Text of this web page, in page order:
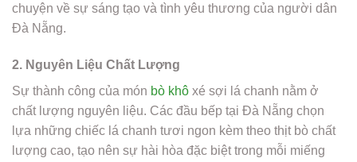
chuyện về sự sáng tạo và tình yêu thương của người dân
Đà Nẵng.
2. Nguyên Liệu Chất Lượng
Sự thành công của món bò khô xé sợi lá chanh nằm ở
chất lượng nguyên liệu. Các đầu bếp tại Đà Nẵng chọn
lựa những chiếc lá chanh tươi ngon kèm theo thịt bò chất
lượng cao, tạo nên sự hài hòa đặc biệt trong mỗi miếng